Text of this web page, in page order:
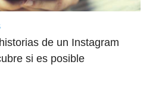
de un Instagram
si es posible